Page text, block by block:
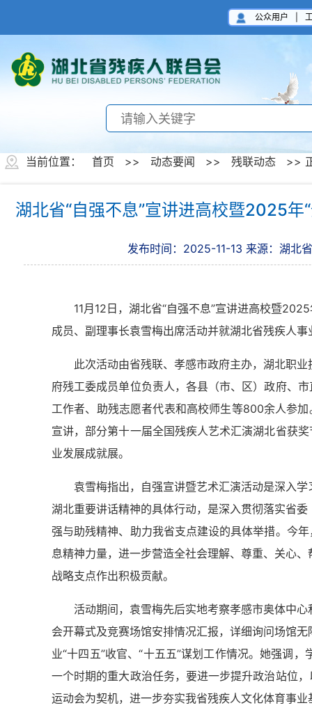
公众用户
当前位置： 首页 >> 动态要闻 >> 残联动态 >>
湖北省“自强不息”宣讲进高校暨2025
发布时间：2025-11-13 来源：湖北
11月12日，湖北省“自强不息”宣讲进高校暨2025
成员、副理事长袁雪梅出席活动并就湖北省残疾人
此次活动由省残联、孝感市政府主办，湖北职业
府残工委成员单位负责人，各县（市、区）政府、
工作者、助残志愿者代表和高校师生等800余人参
宣讲，部分第十一届全国残疾人艺术汇演湖北省获
业发展成就展。
袁雪梅指出，自强宣讲暨艺术汇演活动是深入学
湖北重要讲话精神的具体行动，是深入贯彻落实省
强与助残精神、助力我省支点建设的具体举措。今
息精神力量，进一步营造全社会理解、尊重、关心
战略支点作出积极贡献。
活动期间，袁雪梅先后实地考察孝感市奥体中心
会开幕式及竞赛场馆安排情况汇报，详细询问场馆
业“十四五”收官、“十五五”谋划工作情况。她强调
一个时期的重大政治任务，要进一步提升政治站位
运动会为契机，进一步夯实我省残疾人文化体育事